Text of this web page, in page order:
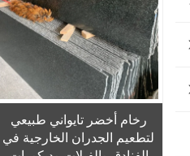
رخام أخضر تايواني طبيعي
لتطعيم الجدران الخارجية في